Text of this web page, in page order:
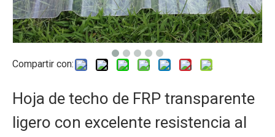
Compartir con:
Hoja de techo de FRP transparente
ligero con excelente resistencia al